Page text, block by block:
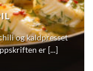
og kaldpresset
er [...]